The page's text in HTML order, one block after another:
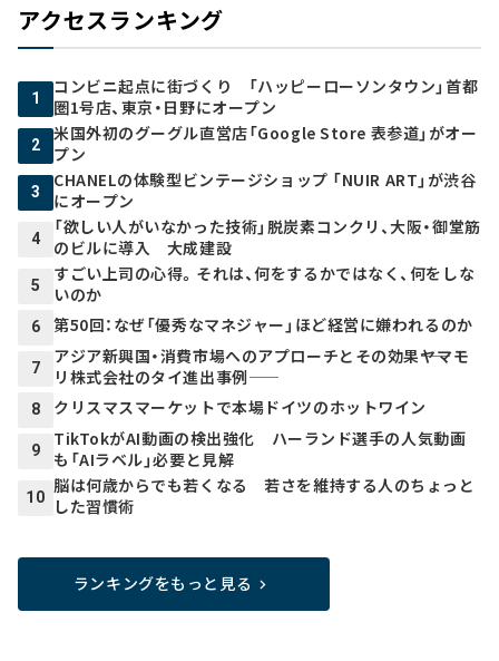
アクセスランキング
1
コンビニ起点に街づくり 「ハッピーローソンタウン」首都
圏1号店、東京・日野にオープン
2
米国外初のグーグル直営店「Google Store 表参道」がオー
プン
3
CHANELの体験型ビンテージショップ 「NUIR ART」が渋谷
にオープン
4
「欲しい人がいなかった技術」脱炭素コンクリ、大阪・御堂筋
のビルに導入 大成建設
5
すごい上司の心得。それは、何をするかではなく、何をしな
いのか
6 第50回：なぜ「優秀なマネジャー」ほど経営に嫌われるのか
7
アジア新興国・消費市場へのアプローチとその効果――ヤマモ
リ株式会社のタイ進出事例――
8 クリスマスマーケットで本場ドイツのホットワイン
9
TikTokがAI動画の検出強化 ハーランド選手の人気動画
も「AIラベル」必要と見解
10
脳は何歳からでも若くなる 若さを維持する人のちょっと
した習慣術
ランキングをもっと見る